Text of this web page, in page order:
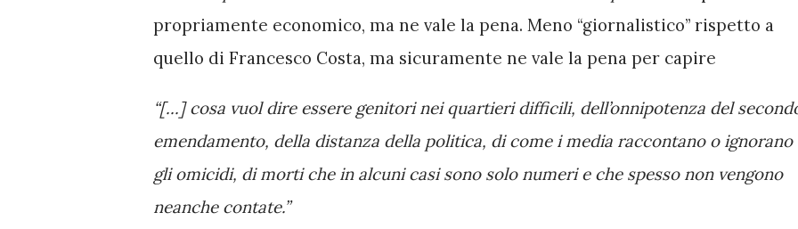
propriamente economico, ma ne vale la pena. Meno “giornalistico” rispetto a
quello di Francesco Costa, ma sicuramente ne vale la pena per capire
“[...] cosa vuol dire essere genitori nei quartieri difficili, dell’onnipotenza del
emendamento, della distanza della politica, di come i media raccontano o ignorano
gli omicidi, di morti che in alcuni casi sono solo numeri e che spesso non vengono
neanche contate.”